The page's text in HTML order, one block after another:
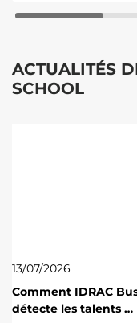
ACTUALITÉS
SCHOOL
13/07/2026
Comment IDRAC
détecte les talents …